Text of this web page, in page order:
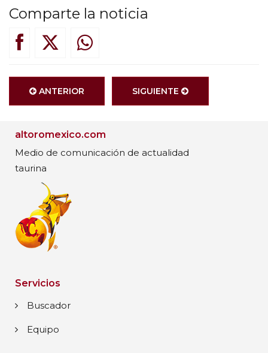
Comparte la noticia
ANTERIOR SIGUIENTE
altoromexico.com
Medio de comunicación de actualidad
taurina
Servicios
Buscador
Equipo